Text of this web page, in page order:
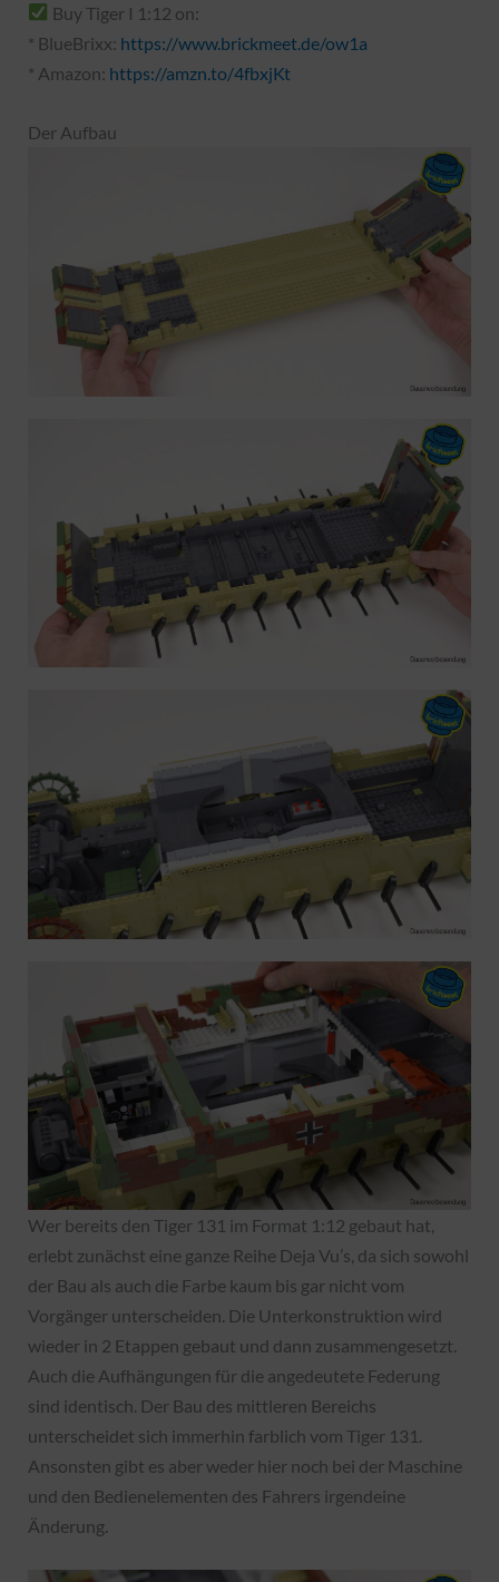
Buy Tiger I 1:12 on:
* BlueBrixx: https://www.brickmeet.de/ow1a
* Amazon: https://amzn.to/4fbxjKt
Der Aufbau
Wer bereits den Tiger 131 im Format 1:12 gebaut hat,
erlebt zunächst eine ganze Reihe Deja Vu’s, da sich sowohl
der Bau als auch die Farbe kaum bis gar nicht vom
Vorgänger unterscheiden. Die Unterkonstruktion wird
wieder in 2 Etappen gebaut und dann zusammengesetzt.
Auch die Aufhängungen für die angedeutete Federung
sind identisch. Der Bau des mittleren Bereichs
unterscheidet sich immerhin farblich vom Tiger 131.
Ansonsten gibt es aber weder hier noch bei der Maschine
und den Bedienelementen des Fahrers irgendeine
Änderung.